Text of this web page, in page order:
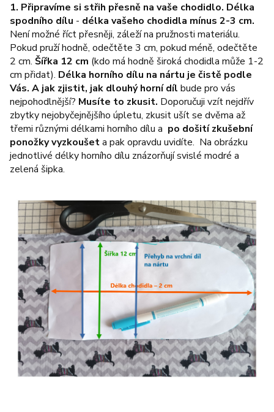
1. Připravíme si střih přesně na vaše chodidlo. Délka
spodního dílu - délka vašeho chodidla mínus 2-3 cm.
Není možné říct přesněji, záleží na pružnosti materiálu.
Pokud pruží hodně, odečtěte 3 cm, pokud méně, odečtěte
2 cm. Šířka 12 cm (kdo má hodně široká chodidla může 1-2
cm přidat). Délka horního dílu na nártu je čistě podle
Vás. A jak zjistit, jak dlouhý horní díl bude pro vás
nejpohodlnější? Musíte to zkusit. Doporučuji vzít nejdřív
zbytky nejobyčejnějšího úpletu, zkusit ušít se dvěma až
třemi různými délkami horního dílu a po došití zkušební
ponožky vyzkoušeta pak opravdu uvidíte. Na obrázku
jednotlivé délky horního dílu znázorňují svislé modré a
zelená šipka.